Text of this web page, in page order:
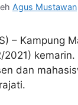
Agus Mustawan
– Kampung
2021)
dan